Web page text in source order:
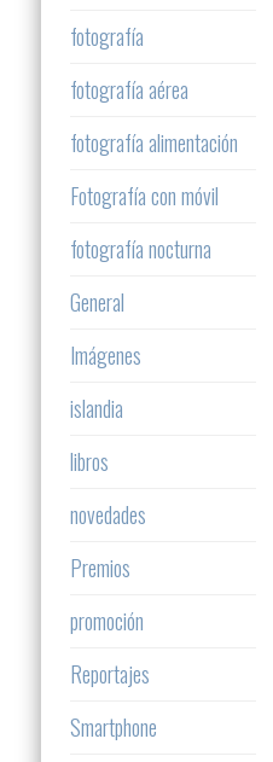
fotografía
fotografía aérea
fotografía alimentación
Fotografía con móvil
fotografía nocturna
General
Imágenes
islandia
libros
novedades
Premios
promoción
Reportajes
Smartphone